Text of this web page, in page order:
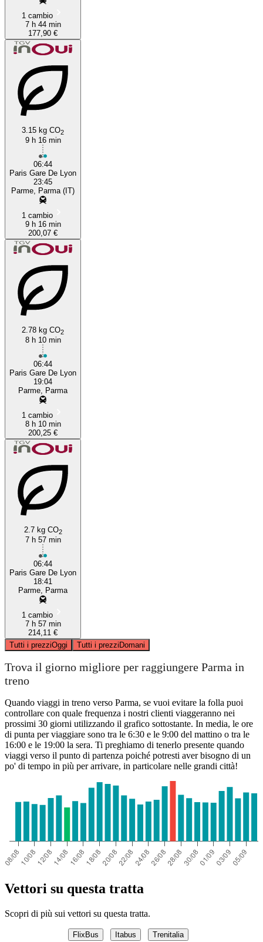
1 cambio
7 h 44 min
177,90 €
3.15 kg CO2
9 h 16 min
06:44
Paris Gare De Lyon
23:45
Parme, Parma (IT)
1 cambio
9 h 16 min
200,07 €
2.78 kg CO2
8 h 10 min
06:44
Paris Gare De Lyon
19:04
Parme, Parma
1 cambio
8 h 10 min
200,25 €
2.7 kg CO2
7 h 57 min
06:44
Paris Gare De Lyon
18:41
Parme, Parma
1 cambio
7 h 57 min
214,11 €
Tutti i prezziOggi Tutti i prezziDomani
Trova il giorno migliore per raggiungere Parma in
treno
Quando viaggi in treno verso Parma, se vuoi evitare la folla puoi
controllare con quale frequenza i nostri clienti viaggeranno nei
prossimi 30 giorni utilizzando il grafico sottostante. In media, le ore
di punta per viaggiare sono tra le 6:30 e le 9:00 del mattino o tra le
16:00 e le 19:00 la sera. Ti preghiamo di tenerlo presente quando
viaggi verso il punto di partenza poiché potresti aver bisogno di un
po' di tempo in più per arrivare, in particolare nelle grandi città!
Vettori su questa tratta
Scopri di più sui vettori su questa tratta.
FlixBus Itabus Trenitalia